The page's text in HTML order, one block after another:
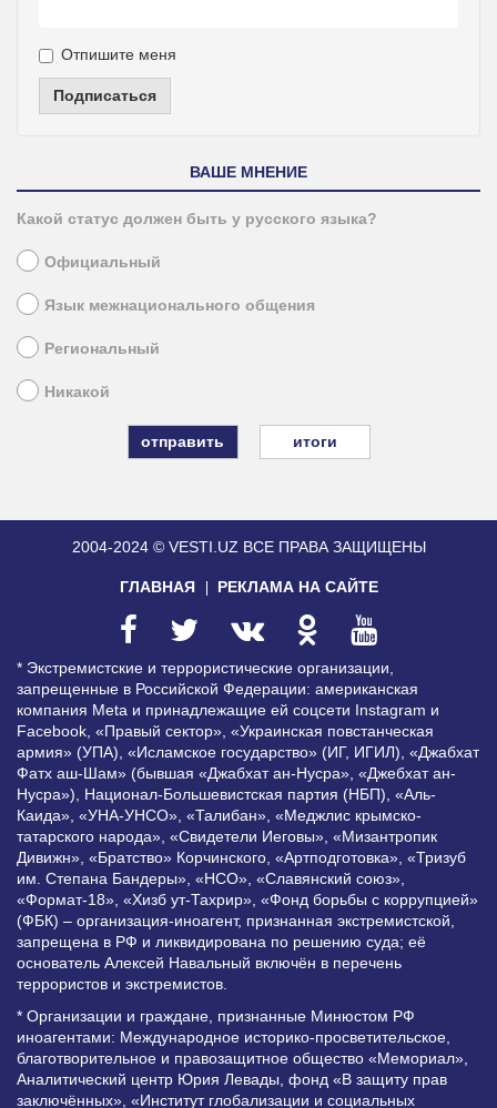
Отпишите меня
Подписаться
ВАШЕ МНЕНИЕ
Какой статус должен быть у русского языка?
Официальный
Язык межнационального общения
Региональный
Никакой
итоги
2004-2024 © VESTI.UZ ВСЕ ПРАВА ЗАЩИЩЕНЫ
ГЛАВНАЯ РЕКЛАМА НА САЙТЕ
* Экстремистские и террористические организации,
запрещенные в Российской Федерации: американская
компания Meta и принадлежащие ей соцсети Instagram и
Facebook, «Правый сектор», «Украинская повстанческая
армия» (УПА), «Исламское государство» (ИГ, ИГИЛ), «Джабхат
Фатх аш-Шам» (бывшая «Джабхат ан-Нусра», «Джебхат ан-
Нусра»), Национал-Большевистская партия (НБП), «Аль-
Каида», «УНА-УНСО», «Талибан», «Меджлис крымско-
татарского народа», «Свидетели Иеговы», «Мизантропик
Дивижн», «Братство» Корчинского, «Артподготовка», «Тризуб
им. Степана Бандеры», «НСО», «Славянский союз»,
«Формат-18», «Хизб ут-Тахрир», «Фонд борьбы с коррупцией»
(ФБК) – организация-иноагент, признанная экстремистской,
запрещена в РФ и ликвидирована по решению суда; её
основатель Алексей Навальный включён в перечень
террористов и экстремистов.
* Организации и граждане, признанные Минюстом РФ
иноагентами: Международное историко-просветительское,
благотворительное и правозащитное общество «Мемориал»,
Аналитический центр Юрия Левады, фонд «В защиту прав
заключённых», «Институт глобализации и социальных